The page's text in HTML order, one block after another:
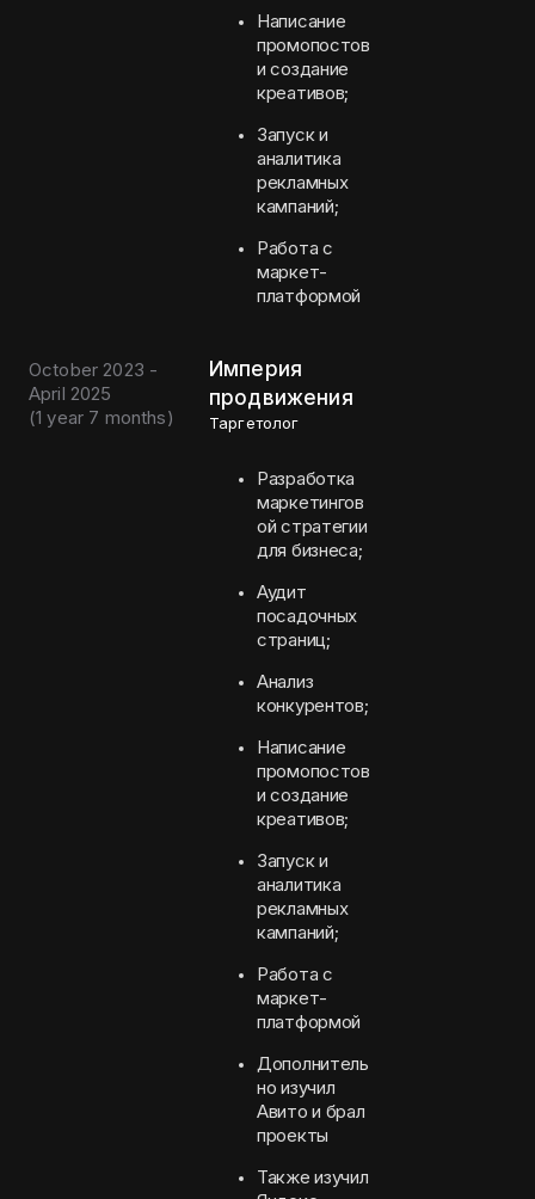
Написание
промопостов
и создание
креативов;
Запуск и
аналитика
рекламных
кампаний;
Работа с
маркет-
платформой
October 2023 -
April 2025
(1 year 7 months)
Империя
продвижения
Таргетолог
Разработка
маркетингов
ой стратегии
для бизнеса;
Аудит
посадочных
страниц;
Анализ
конкурентов;
Написание
промопостов
и создание
креативов;
Запуск и
аналитика
рекламных
кампаний;
Работа с
маркет-
платформой
Дополнитель
но изучил
Авито и брал
проекты
Также изучил